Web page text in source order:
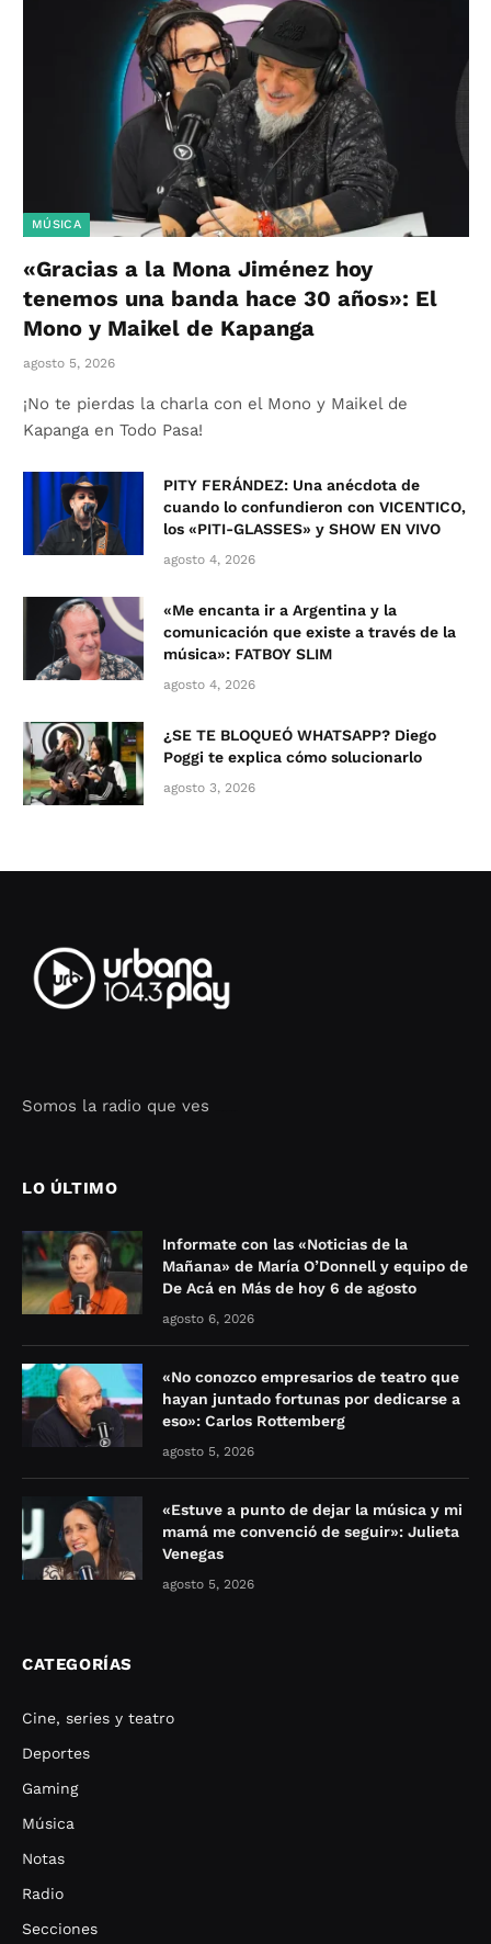
MÚSICA
«Gracias a la Mona Jiménez hoy
tenemos una banda hace 30 años»: El
Mono y Maikel de Kapanga
agosto 5, 2026
¡No te pierdas la charla con el Mono y Maikel de
Kapanga en Todo Pasa!
PITY FERÁNDEZ: Una anécdota de
cuando lo confundieron con VICENTICO,
los «PITI-GLASSES» y SHOW EN VIVO
agosto 4, 2026
«Me encanta ir a Argentina y la
comunicación que existe a través de la
música»: FATBOY SLIM
agosto 4, 2026
¿SE TE BLOQUEÓ WHATSAPP? Diego
Poggi te explica cómo solucionarlo
agosto 3, 2026
Somos la radio que ves
LO ÚLTIMO
Informate con las «Noticias de la
Mañana» de María O’Donnell y equipo de
De Acá en Más de hoy 6 de agosto
agosto 6, 2026
«No conozco empresarios de teatro que
hayan juntado fortunas por dedicarse a
eso»: Carlos Rottemberg
agosto 5, 2026
«Estuve a punto de dejar la música y mi
mamá me convenció de seguir»: Julieta
Venegas
agosto 5, 2026
CATEGORÍAS
Cine, series y teatro
Deportes
Gaming
Música
Notas
Radio
Secciones